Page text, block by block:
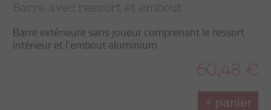
Barre avec ressort et embout
Barre extérieure sans joueur comprenant le ressort
intérieur et l’embout aluminium
60,48 €
+ panier